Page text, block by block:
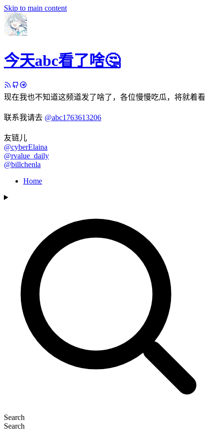
Skip to main content
今天abc看了啥🤔
现在我也不知道这频道发了啥了，各位慢慢吃瓜，将就着看
联系我请去 @abc1763613206
友链儿
@cyberElaina
@rvalue_daily
@billchenla
Home
Search
Search